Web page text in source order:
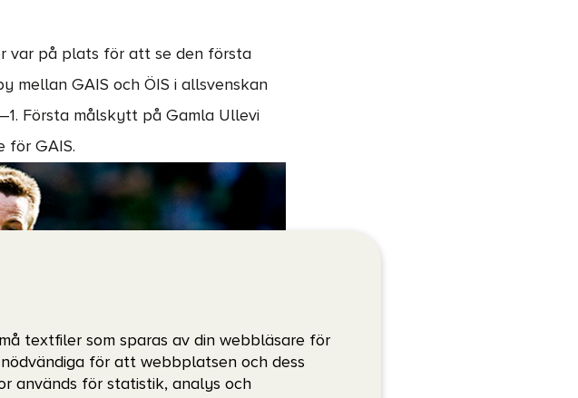
var på plats för att se den första
mellan GAIS och ÖIS i allsvenskan
Första målskytt på Gamla Ullevi
för GAIS.
textfiler som sparas av din webbläsare för
för att webbplatsen och dess
används för statistik, analys och